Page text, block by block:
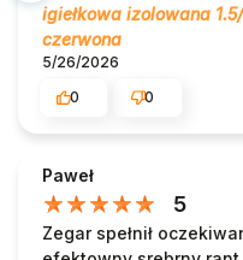
igiełkowa izolowana
czerwona
5/26/2026
0
0
Paweł
5
Zegar spełnił